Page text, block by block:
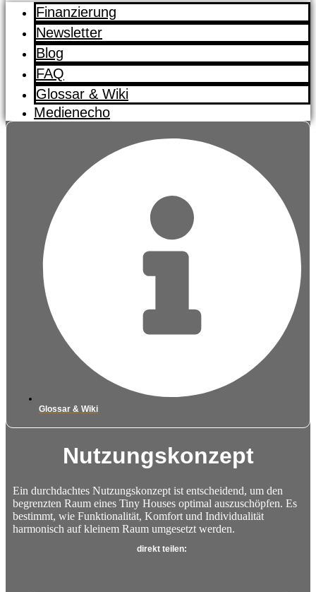
Finanzierung
Newsletter
Blog
FAQ
Glossar & Wiki
Medienecho
Glossar & Wiki
Nutzungskonzept
Ein durchdachtes Nutzungskonzept ist entscheidend, um den
begrenzten Raum eines Tiny Houses optimal auszuschöpfen. Es
bestimmt, wie Funktionalität, Komfort und Individualität
harmonisch auf kleinem Raum umgesetzt werden.
direkt teilen: